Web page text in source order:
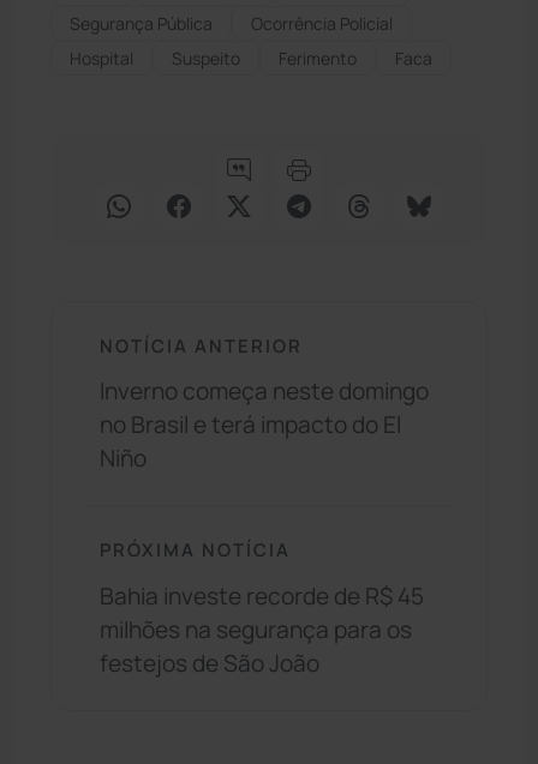
Segurança Pública
Ocorrência Policial
Hospital
Suspeito Ferimento Faca
NOTÍCIA ANTERIOR
Inverno começa neste domingo
no Brasil e terá impacto do El
Niño
PRÓXIMA NOTÍCIA
Bahia investe recorde de R$ 45
milhões na segurança para os
festejos de São João